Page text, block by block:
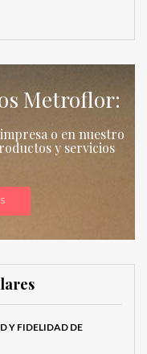
Metroflor:
o en nuestro
y servicios
Y FIDELIDAD DE